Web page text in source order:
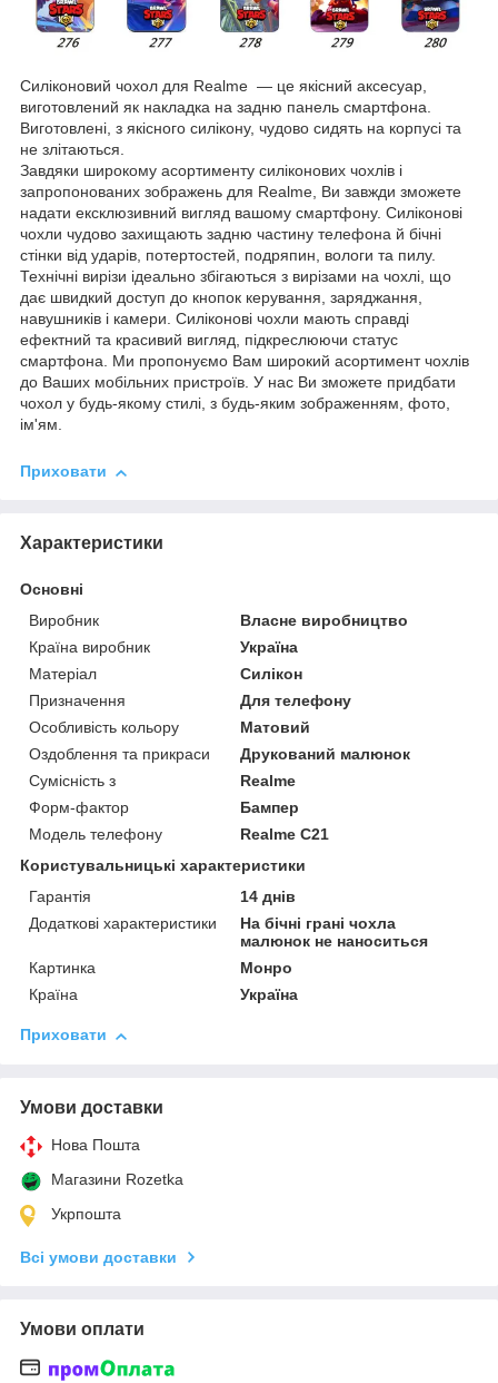
Силіконовий чохол для Realme — це якісний аксесуар,
виготовлений як накладка на задню панель смартфона.
Виготовлені, з якісного силікону, чудово сидять на корпусі та
не злітаються.
Завдяки широкому асортименту силіконових чохлів і
запропонованих зображень для Realme, Ви завжди зможете
надати ексклюзивний вигляд вашому смартфону. Силіконові
чохли чудово захищають задню частину телефона й бічні
стінки від ударів, потертостей, подряпин, вологи та пилу.
Технічні вирізи ідеально збігаються з вирізами на чохлі, що
дає швидкий доступ до кнопок керування, заряджання,
навушників і камери. Силіконові чохли мають справді
ефектний та красивий вигляд, підкреслюючи статус
смартфона. Ми пропонуємо Вам широкий асортимент чохлів
до Ваших мобільних пристроїв. У нас Ви зможете придбати
чохол у будь-якому стилі, з будь-яким зображенням, фото,
ім'ям.
Приховати
Характеристики
Основні
Виробник
Власне виробництво
Країна виробник
Україна
Матеріал
Силікон
Призначення
Для телефону
Особливість кольору
Матовий
Оздоблення та прикраси
Друкований малюнок
Сумісність з
Realme
Форм-фактор
Бампер
Модель телефону
Realme C21
Користувальницькі характеристики
Гарантія
14 днів
Додаткові характеристики
На бічні грані чохла
малюнок не наноситься
Картинка
Монро
Країна
Україна
Приховати
Умови доставки
Нова Пошта
Магазини Rozetka
Укрпошта
Всі умови доставки
Умови оплати